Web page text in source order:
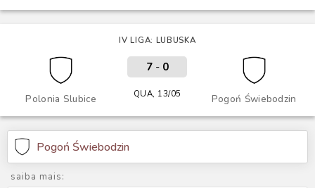
IV LIGA: LUBUSKA
Polonia Slubice Pogoń Świebodzin
7- 0
QUA, 13/05
Pogoń Świebodzin
saiba mais: